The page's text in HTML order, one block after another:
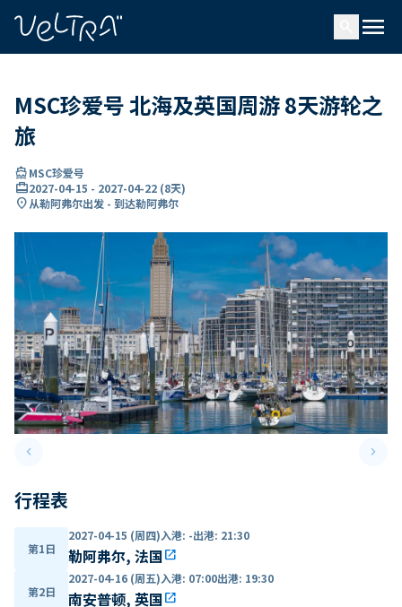
menu
MSC珍爱号 北海及英国周游 8天游轮之
旅
directions_boatMSC珍爱号
card_travel2027-04-15 - 2027-04-22 (8天)
location_on从勒阿弗尔出发 - 到达勒阿弗尔
keyboard_arrow_leftPrevious slide keyboard_arrow_right
行程表
第1日
2027-04-15 (周四)入港: -出港: 21:30
勒阿弗尔, 法国open_in_new
第2日
2027-04-16 (周五)入港: 07:00出港: 19:30
南安普顿, 英国open_in_new